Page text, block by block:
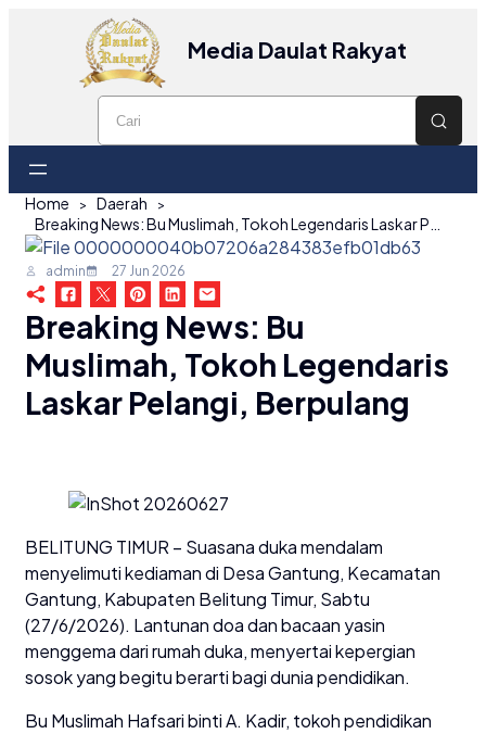
Media Daulat Rakyat
Home
Daerah
admin 27 Jun 2026
Breaking News: Bu
Muslimah, Tokoh Legendaris
Laskar Pelangi, Berpulang
BELITUNG TIMUR – Suasana duka mendalam
menyelimuti kediaman di Desa Gantung, Kecamatan
Gantung, Kabupaten Belitung Timur, Sabtu
(27/6/2026). Lantunan doa dan bacaan yasin
menggema dari rumah duka, menyertai kepergian
sosok yang begitu berarti bagi dunia pendidikan.
Bu Muslimah Hafsari binti A. Kadir, tokoh pendidikan